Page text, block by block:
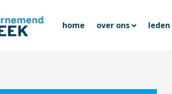
home over ons leden